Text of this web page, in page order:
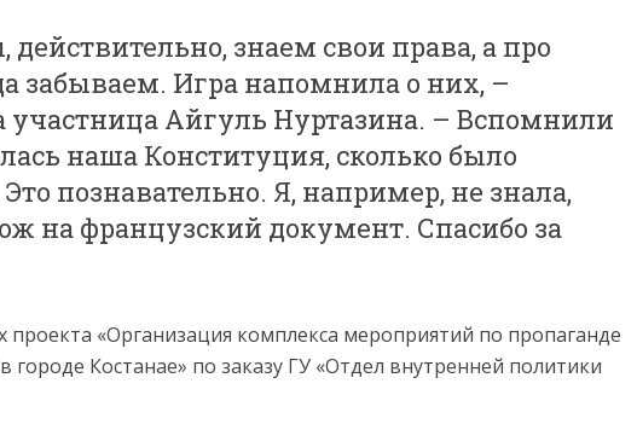
знаем свои права, а про
забываем. Игра напомнила о них, –
участница Айгуль Нуртазина. – Вспомнили
наша Конституция, сколько было
познавательно. Я, например, не знала,
на французский документ. Спасибо за
«Организация комплекса мероприятий по пропаганде
городе Костанае» по заказу ГУ «Отдел внутренней политики